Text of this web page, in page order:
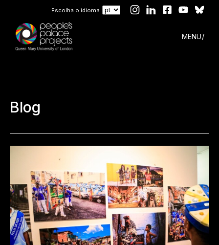
Escolha o idioma
MENU
Blog